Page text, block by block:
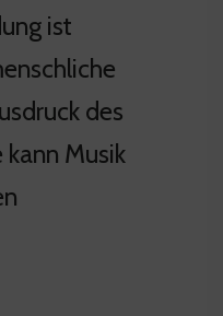
ist
des
Musik